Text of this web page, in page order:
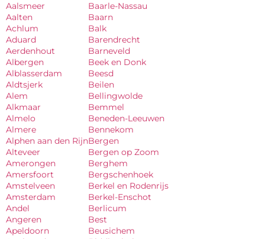
Aalsmeer
Aalten
Achlum
Aduard
Aerdenhout
Albergen
Alblasserdam
Aldtsjerk
Alem
Alkmaar
Almelo
Almere
Alphen aan den Rijn
Alteveer
Amerongen
Amersfoort
Amstelveen
Amsterdam
Andel
Angeren
Apeldoorn
Baarle-Nassau
Baarn
Balk
Barendrecht
Barneveld
Beek en Donk
Beesd
Beilen
Bellingwolde
Bemmel
Beneden-Leeuwen
Bennekom
Bergen
Bergen op Zoom
Berghem
Bergschenhoek
Berkel en Rodenrijs
Berkel-Enschot
Berlicum
Best
Beusichem